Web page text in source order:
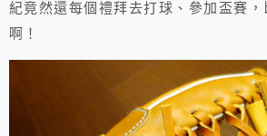
紀竟然還每個禮拜去打球、參加盃賽
啊！